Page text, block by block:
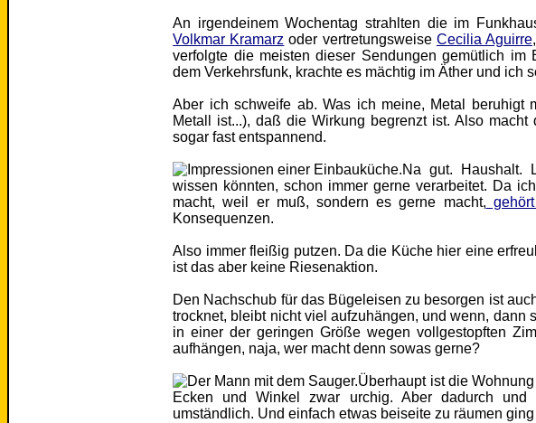
An irgendeinem Wochentag strahlten die im
Volkmar Kramarz oder vertretungsweise Cecilia Aguirre
verfolgte die meisten dieser Sendungen gemütlich
dem Verkehrsfunk, krachte es mächtig im Äther und ich
Aber ich schweife ab. Was ich meine, Metal
Metall ist...), daß die Wirkung begrenzt ist. Also
sogar fast entspannend.
Na gut. Haushalt.
wissen könnten, schon immer gerne verarbeitet. Da
macht, weil er muß, sondern es gerne macht,
Konsequenzen.
Also immer fleißig putzen. Da die Küche hier eine
ist das aber keine Riesenaktion.
Den Nachschub für das Bügeleisen zu besorgen ist
trocknet, bleibt nicht viel aufzuhängen, und wenn, dann
in einer der geringen Größe wegen vollgestopften
aufhängen, naja, wer macht denn sowas gerne?
Überhaupt ist die
Ecken und Winkel zwar urchig. Aber dadurch
umständlich. Und einfach etwas beiseite zu räumen